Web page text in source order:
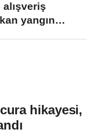
yangın
hikayesi,